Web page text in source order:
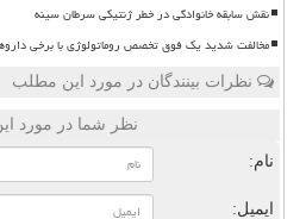
نقش سابقه خانوادگی در خطر ژنتیکی سرطان سینه
مخالفت شدید یک فوق تخصص روماتولوژی با برخی
نظرات بینندگان در مورد این مطلب
نظر شما در مورد
نام:
ایمیل: